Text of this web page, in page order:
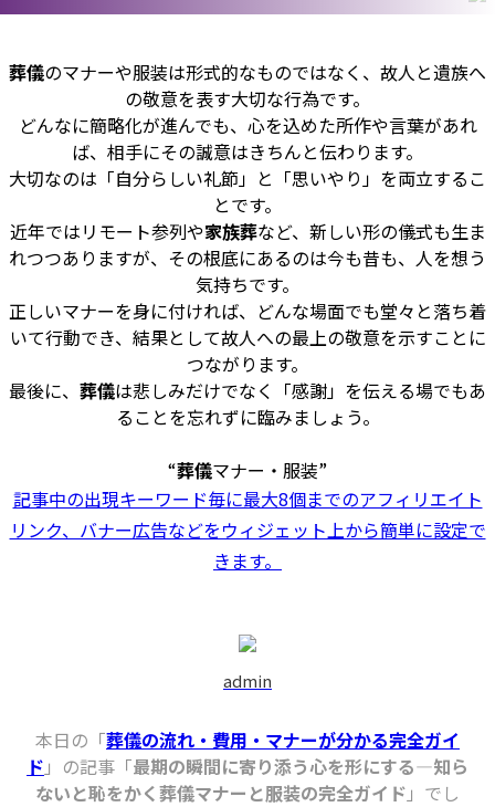
葬儀のマナーや服装は形式的なものではなく、故人と遺族へ
の敬意を表す大切な行為です。
どんなに簡略化が進んでも、心を込めた所作や言葉があれ
ば、相手にその誠意はきちんと伝わります。
大切なのは「自分らしい礼節」と「思いやり」を両立するこ
とです。
近年ではリモート参列や家族葬など、新しい形の儀式も生ま
れつつありますが、その根底にあるのは今も昔も、人を想う
気持ちです。
正しいマナーを身に付ければ、どんな場面でも堂々と落ち着
いて行動でき、結果として故人への最上の敬意を示すことに
つながります。
最後に、 葬儀は悲しみだけでなく「感謝」を伝える場でもあ
ることを忘れずに臨みましょう。
“葬儀マナー・服装”
記事中の出現キーワード毎に最大8個までのアフィリエイト
リンク、バナー広告などをウィジェット上から簡単に設定で
きます。
admin
本日の「葬儀の流れ・費用・マナーが分かる完全ガイ
ド 」の記事「最期の瞬間に寄り添う心を形にする―知ら
ないと恥をかく葬儀マナーと服装の完全ガイド 」でし